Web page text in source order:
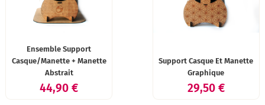
Ensemble Support
Casque/Manette + Manette
Abstrait
Prix
44,90 €
Support Casque Et Manette
Graphique
Prix
29,50 €